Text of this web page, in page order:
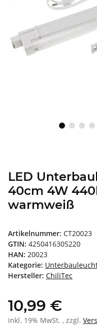
LED
40cm 4W
warmweiß
Artikelnummer: CT20023
GTIN: 4250416305220
HAN: 20023
Kategorie:
Hersteller: ChiliTec
10,99 €
inkl. 19% MwSt. , zzgl.